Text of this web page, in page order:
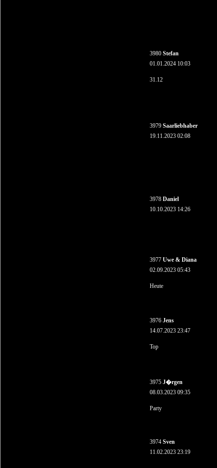
3980 Stefan
01.01.2024 10:03
31.12
3979 Saarliebhaber
19.11.2023 02:08
3978 Daniel
10.10.2023 14:26
3977 Uwe & Diana
02.09.2023 05:43
Heute
3976 Jens
14.07.2023 23:47
Top
3975 J�rgen
08.03.2023 09:35
Party
3974 Sven
11.02.2023 23:19